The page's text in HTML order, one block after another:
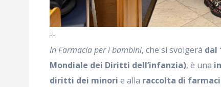
In Farmacia per i bambini, che si svolgerà dal
Mondiale dei Diritti dell’infanzia), è una
diritti dei minori e alla raccolta di